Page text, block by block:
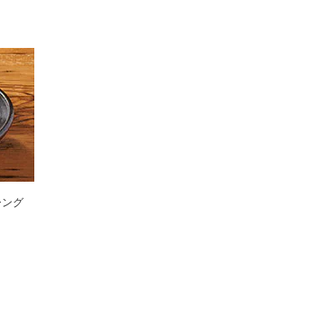
グ